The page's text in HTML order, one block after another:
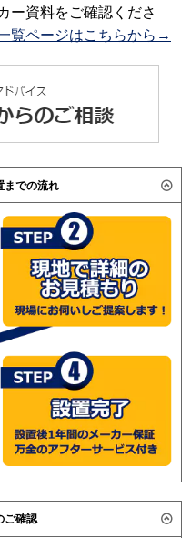
ー資料をご確認くださ
覧ページはこちらから→
までの流れ
ご確認